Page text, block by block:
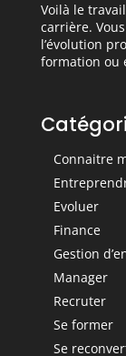
Voilà le
carrière.
l’évolution
formation ou
Connaitre
Evoluer
Finance
Gestion
Manager
Recruter
Se former
Se